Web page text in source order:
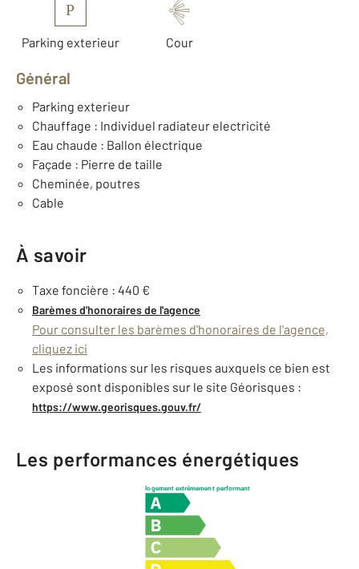
P
Parking exterieur Cour
Général
Parking exterieur
Chauffage : Individuel radiateur electricité
Eau chaude : Ballon électrique
Façade : Pierre de taille
Cheminée, poutres
Cable
À savoir
Taxe foncière : 440 €
Barèmes d'honoraires de l'agence
Pour consulter les barèmes d'honoraires de l'agence,
cliquez ici
Les informations sur les risques auxquels ce bien est
exposé sont disponibles sur le site Géorisques :
https://www.georisques.gouv.fr/
Les performances énergétiques
logement extrêmement performant